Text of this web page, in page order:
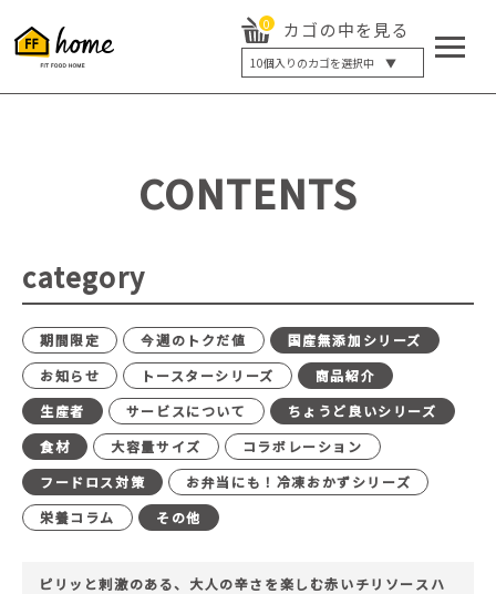
0 カゴの中を見る
10個入りのカゴを選択中 ▼
5個入り
20個入り
最大12%OFF
CONTENTS
category
期間限定 今週のトクだ値
国産無添加シリーズ
お知らせ
トースターシリーズ
商品紹介
生産者
サービスについて
ちょうど良いシリーズ
食材
大容量サイズ
コラボレーション
フードロス対策
お弁当にも！冷凍おかずシリーズ
栄養コラム
その他
ピリッと刺激のある、大人の辛さを楽しむ赤いチリソースハ